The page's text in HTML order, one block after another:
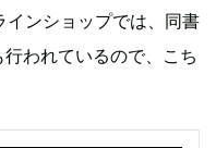
ンショップでは、同書
われているので、こち